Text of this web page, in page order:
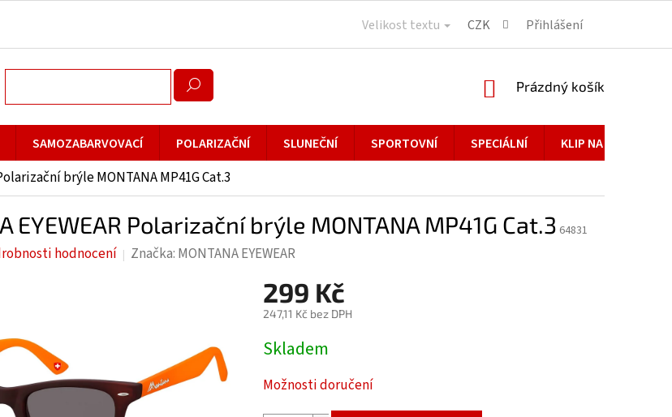
Velikost textu CZK Přihlášení
NÁKUPNÍ
Prázdný košík
SAMOZABARVOVACÍ POLARIZAČNÍ SLUNEČNÍ SPORTOVNÍ SPECIÁLNÍ KLIP NA BRÝLE
brýle MONTANA MP41G Cat.3
EYEWEAR Polarizační brýle MONTANA MP41G Cat.3 64831
hodnocení Značka: MONTANA EYEWEAR
299 Kč
247,11 Kč bez DPH
Měrná
cena:
Skladem
Možnosti doručení